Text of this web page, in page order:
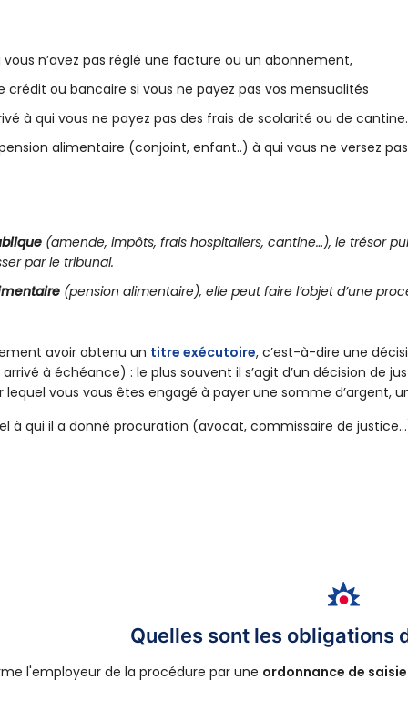
vous n’avez pas réglé une facture ou un abonnement,
crédit ou bancaire si vous ne payez pas vos mensualités
à qui vous ne payez pas des frais de scolarité ou de cantine.
alimentaire (conjoint, enfant..) à qui vous ne versez
(amende, impôts, frais hospitaliers, cantine…), le trésor
par le tribunal.
(pension alimentaire), elle peut faire l’objet d’une
avoir obtenu un titre exécutoire, c’est-à-dire une
à échéance) : le plus souvent il s’agit d’un décision
lequel vous vous êtes engagé à payer une somme d’argent,
à qui il a donné procuration (avocat, commissaire de
Quelles sont les obligations
l'employeur de la procédure par une ordonnance de saisie